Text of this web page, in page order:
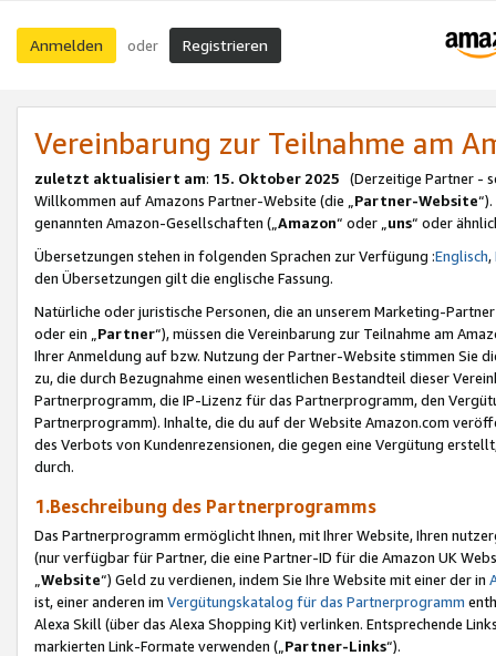
Anmelden oder Registrieren
Vereinbarung zur Teilnahme am
zuletzt aktualisiert am: 15. Oktober 2025 (Derzeitige Partner -
Willkommen auf Amazons Partner-Website (die „Partner-Website
genannten Amazon-Gesellschaften („Amazon“ oder „uns“ oder
Übersetzungen stehen in folgenden Sprachen zur Verfügung :Englisch,
den Übersetzungen gilt die englische Fassung.
Natürliche oder juristische Personen, die an unserem Marketing-
oder ein „Partner“), müssen die Vereinbarung zur Teilnahme am
Ihrer Anmeldung auf bzw. Nutzung der Partner-Website stimmen Sie
zu, die durch Bezugnahme einen wesentlichen Bestandteil dieser
Partnerprogramm, die IP-Lizenz für das Partnerprogramm, den
Partnerprogramm). Inhalte, die du auf der Website Amazon.com
des Verbots von Kundenrezensionen, die gegen eine Vergütung
durch.
1.Beschreibung des Partnerprogramms
Das Partnerprogramm ermöglicht Ihnen, mit Ihrer Website, Ihren
(nur verfügbar für Partner, die eine Partner-ID für die Amazon UK
Website“) Geld zu verdienen, indem Sie Ihre Website mit einer der in
ist, einer anderen im Vergütungskatalog für das Partnerprogramm
Alexa Skill (über das Alexa Shopping Kit) verlinken. Entsprechende
markierten Link-Formate verwenden („ Partner-Links“).